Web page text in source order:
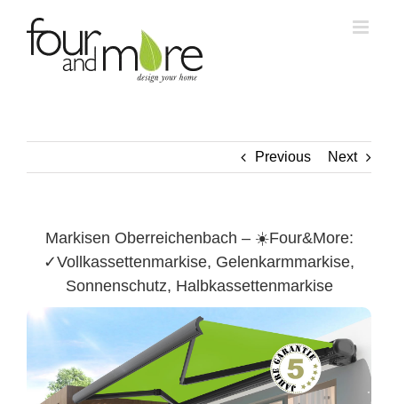
content
Previous Next
Markisen Oberreichenbach – ☀️Four&More:
✓Vollkassettenmarkise, Gelenkarmmarkise,
Sonnenschutz, Halbkassettenmarkise